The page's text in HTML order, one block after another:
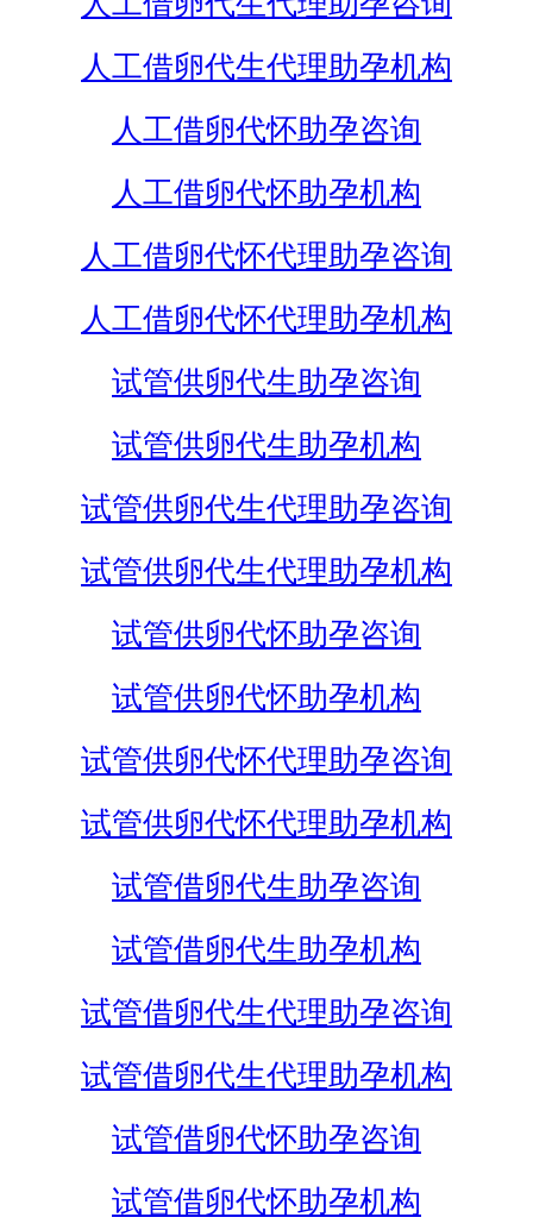
人工借卵代生代理助孕机构
人工借卵代怀助孕咨询
人工借卵代怀助孕机构
人工借卵代怀代理助孕咨询
人工借卵代怀代理助孕机构
试管供卵代生助孕咨询
试管供卵代生助孕机构
试管供卵代生代理助孕咨询
试管供卵代生代理助孕机构
试管供卵代怀助孕咨询
试管供卵代怀助孕机构
试管供卵代怀代理助孕咨询
试管供卵代怀代理助孕机构
试管借卵代生助孕咨询
试管借卵代生助孕机构
试管借卵代生代理助孕咨询
试管借卵代生代理助孕机构
试管借卵代怀助孕咨询
试管借卵代怀助孕机构